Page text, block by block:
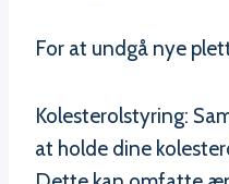
For at undgå nye
Kolesterolstyring:
at holde dine